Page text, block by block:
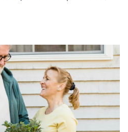
oggetti di particolare
un’attenzione
accurata consente di evitare
ridurre il rischio di […]